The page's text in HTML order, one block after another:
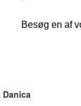
Besøg en af